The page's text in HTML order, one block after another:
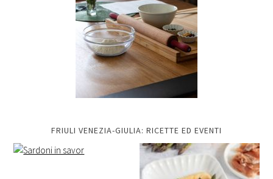
FRIULI VENEZIA-GIULIA: RICETTE ED EVENTI